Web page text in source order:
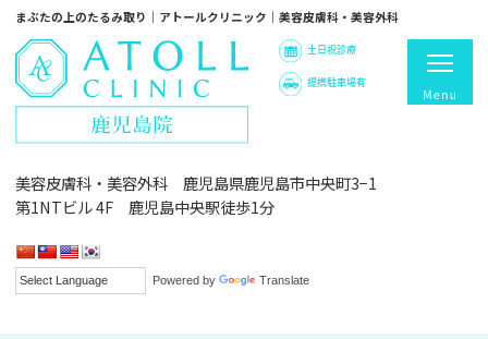
まぶたの上のたるみ取り｜アトールクリニック｜美容皮膚科・美容外科
Powered by Translate
土日祝診療
提携駐車場有
美容皮膚科・美容外科 鹿児島県鹿児島市中央町3−1
第1NTビル 4F 鹿児島中央駅徒歩1分